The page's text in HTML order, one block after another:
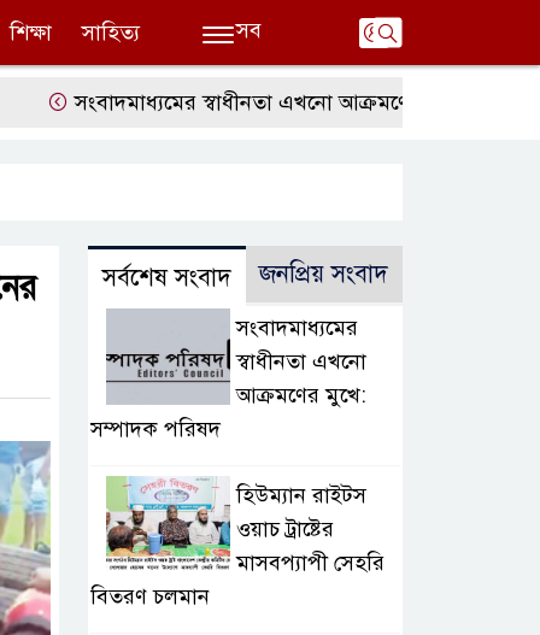
শিক্ষা সাহিত্য সব
সংবাদমাধ্যমের স্বাধীনতা এখনো আক্রমণের মুখে: সম্পাদক
সর্বশেষ সংবাদ জনপ্রিয় সংবাদ
সংবাদমাধ্যমের
স্বাধীনতা এখনো
আক্রমণের মুখে:
সম্পাদক পরিষদ
হিউম্যান রাইটস
ওয়াচ ট্রাষ্টের
মাসবপ্যাপী সেহরি
বিতরণ চলমান